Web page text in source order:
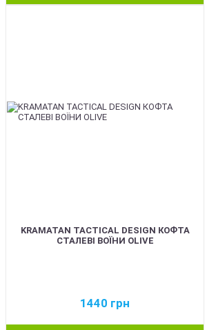
KRAMATAN TACTICAL DESIGN КОФТА
СТАЛЕВІ ВОЇНИ OLIVE
1440 грн